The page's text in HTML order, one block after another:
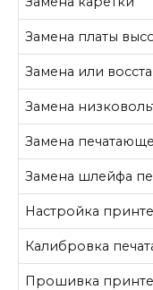
Замена платы
Замена или
Замена
Замена
Замена шлейфа
Настройка
Калибровка
Прошивка